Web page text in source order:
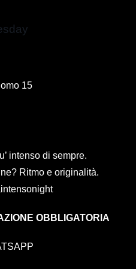
15
intenso di sempre.
Ritmo e originalità.
OBBLIGATORIA